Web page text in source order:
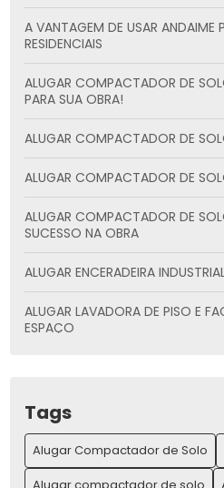
A VANTAGEM DE USAR ANDAIME PEQUENO EM REFORMAS
RESIDENCIAIS
ALUGAR COMPACTADOR DE SOLO: A SOLUÇÃO IDEAL
PARA SUA OBRA!
ALUGAR COMPACTADOR DE
ALUGAR COMPACTADOR DE
ALUGAR COMPACTADOR DE SOLO: GUIA PRÁTICO PARA
SUCESSO NA OBRA
ALUGAR ENCERADEIRA
ALUGAR LAVADORA DE PISO E FACILITE A LIMPEZA DO SEU
ESPAÇO
ALUGAR MÁQUINAS PARA CONSTRUÇÃO E AUMENTAR SUA
PRODUTIVIDADE
ALUGAR MÁQUINAS PARA CONSTRUÇÃO E AUMENTE SUA
PRODUTIVIDADE
Tags
Alugar Compactador de Solo